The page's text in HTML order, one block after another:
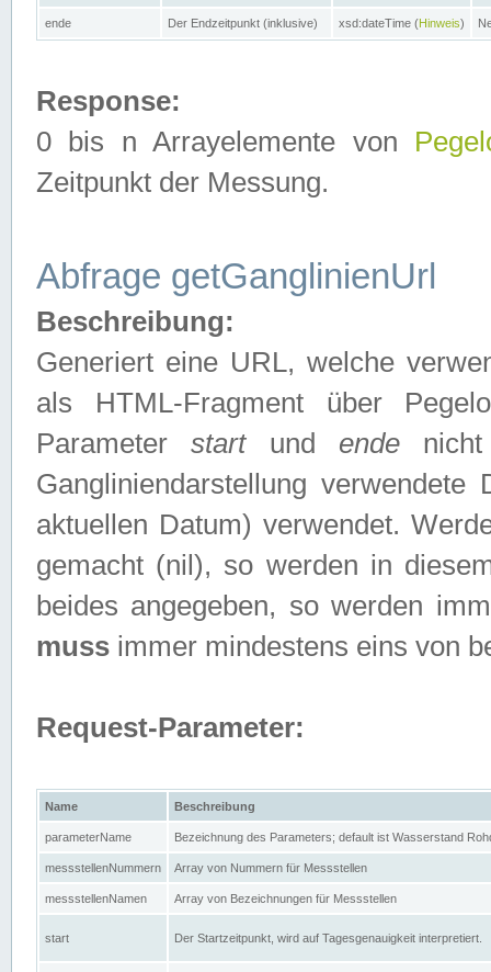
ende Der Endzeitpunkt (inklusive) xsd:dateTime (Hinweis)
Response:
0 bis n Arrayelemente von
Zeitpunkt der Messung.
Abfrage getGanglinienUrl
Beschreibung:
Generiert eine URL, welche
als HTML-Fragment über
Parameterstartund endenicht
Gangliniendarstellung
aktuellen Datum) verwendet.
gemacht (nil), so werden in
beides angegeben, so werden
muss immer mindestens eins von
Request-Parameter:
Name Beschreibung
parameterName Bezeichnung des Parameters; default ist Wasserstand
messstellenNummern Array von Nummern für Messstellen
messstellenNamen Array von Bezeichnungen für Messstellen
start Der Startzeitpunkt, wird auf Tagesgenauigkeit interpretiert.